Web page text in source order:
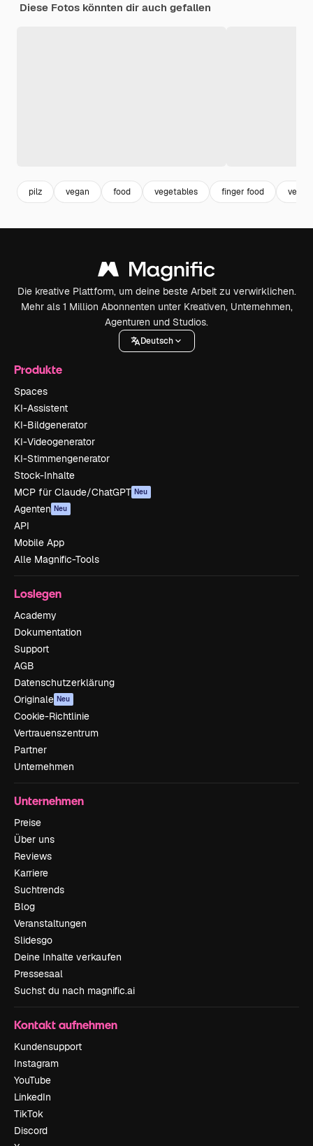
Diese Fotos könnten dir auch gefallen
pilz vegan food vegetables finger food
Die kreative Plattform, um deine beste Arbeit zu verwirklichen.
Mehr als 1 Million Abonnenten unter Kreativen, Unternehmen,
Agenturen und Studios.
Deutsch
Produkte
Spaces
KI-Assistent
KI-Bildgenerator
KI-Videogenerator
KI-Stimmengenerator
Stock-Inhalte
MCP für Claude/ChatGPT Neu
Agenten Neu
API
Mobile App
Alle Magnific-Tools
Loslegen
Academy
Dokumentation
Support
AGB
Datenschutzerklärung
Originale Neu
Cookie-Richtlinie
Vertrauenszentrum
Partner
Unternehmen
Unternehmen
Preise
Über uns
Reviews
Karriere
Suchtrends
Blog
Veranstaltungen
Slidesgo
Deine Inhalte verkaufen
Pressesaal
Suchst du nach magnific.ai
Kontakt aufnehmen
Kundensupport
Instagram
YouTube
LinkedIn
TikTok
Discord